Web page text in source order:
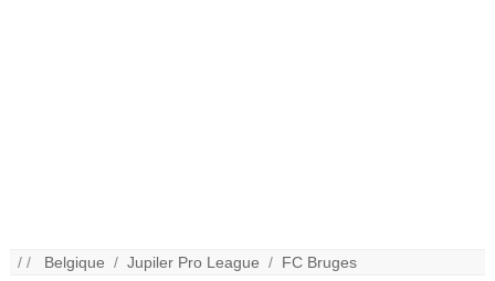
/ / Belgique /Jupiler Pro League / FC Bruges